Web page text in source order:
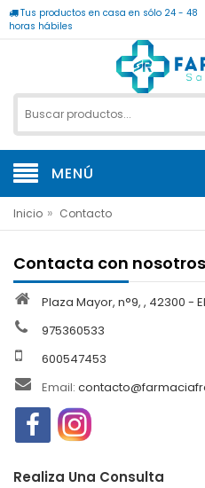
Tus productos en casa en sólo 24 - 48
horas hábiles
MENÚ
Inicio » Contacto
Contacta con nosotros
Plaza Mayor, n°9, , 42300 -
975360533
600547453
Email:
Realiza Una Consulta